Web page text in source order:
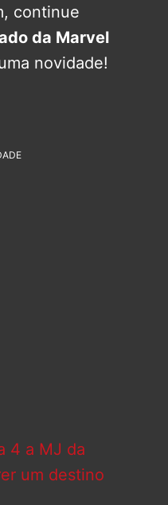
continue
da Marvel
novidade!
4 a MJ da
um destino